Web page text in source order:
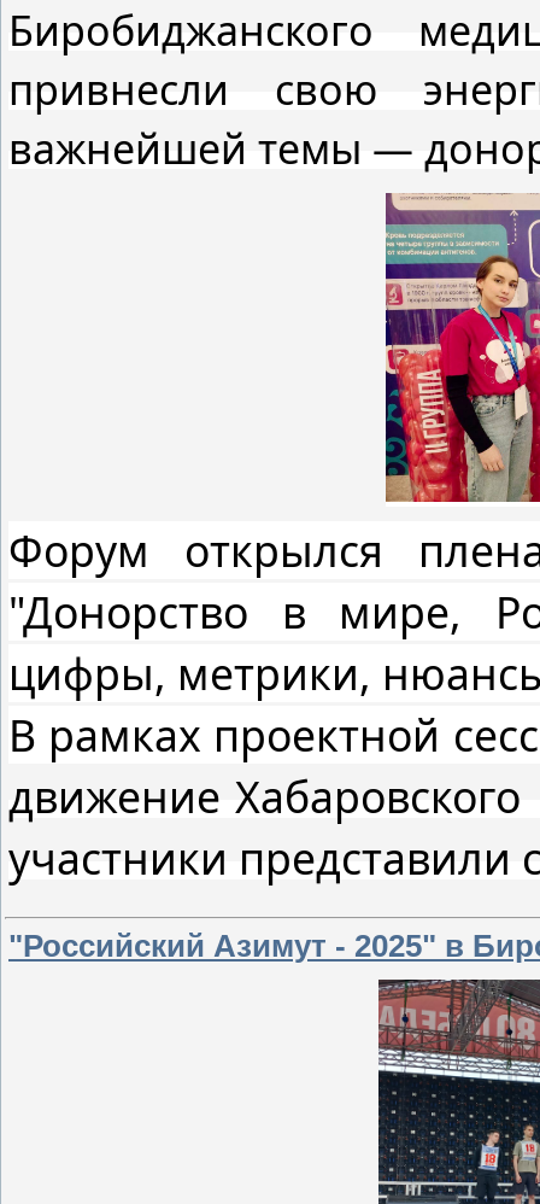
Биробиджанского
привнесли свою
важнейшей темы —
Форум открылся
"Донорство в мире,
цифры, метрики,
В рамках проектной
движение
участники представили
"Российский Азимут - 2025" в